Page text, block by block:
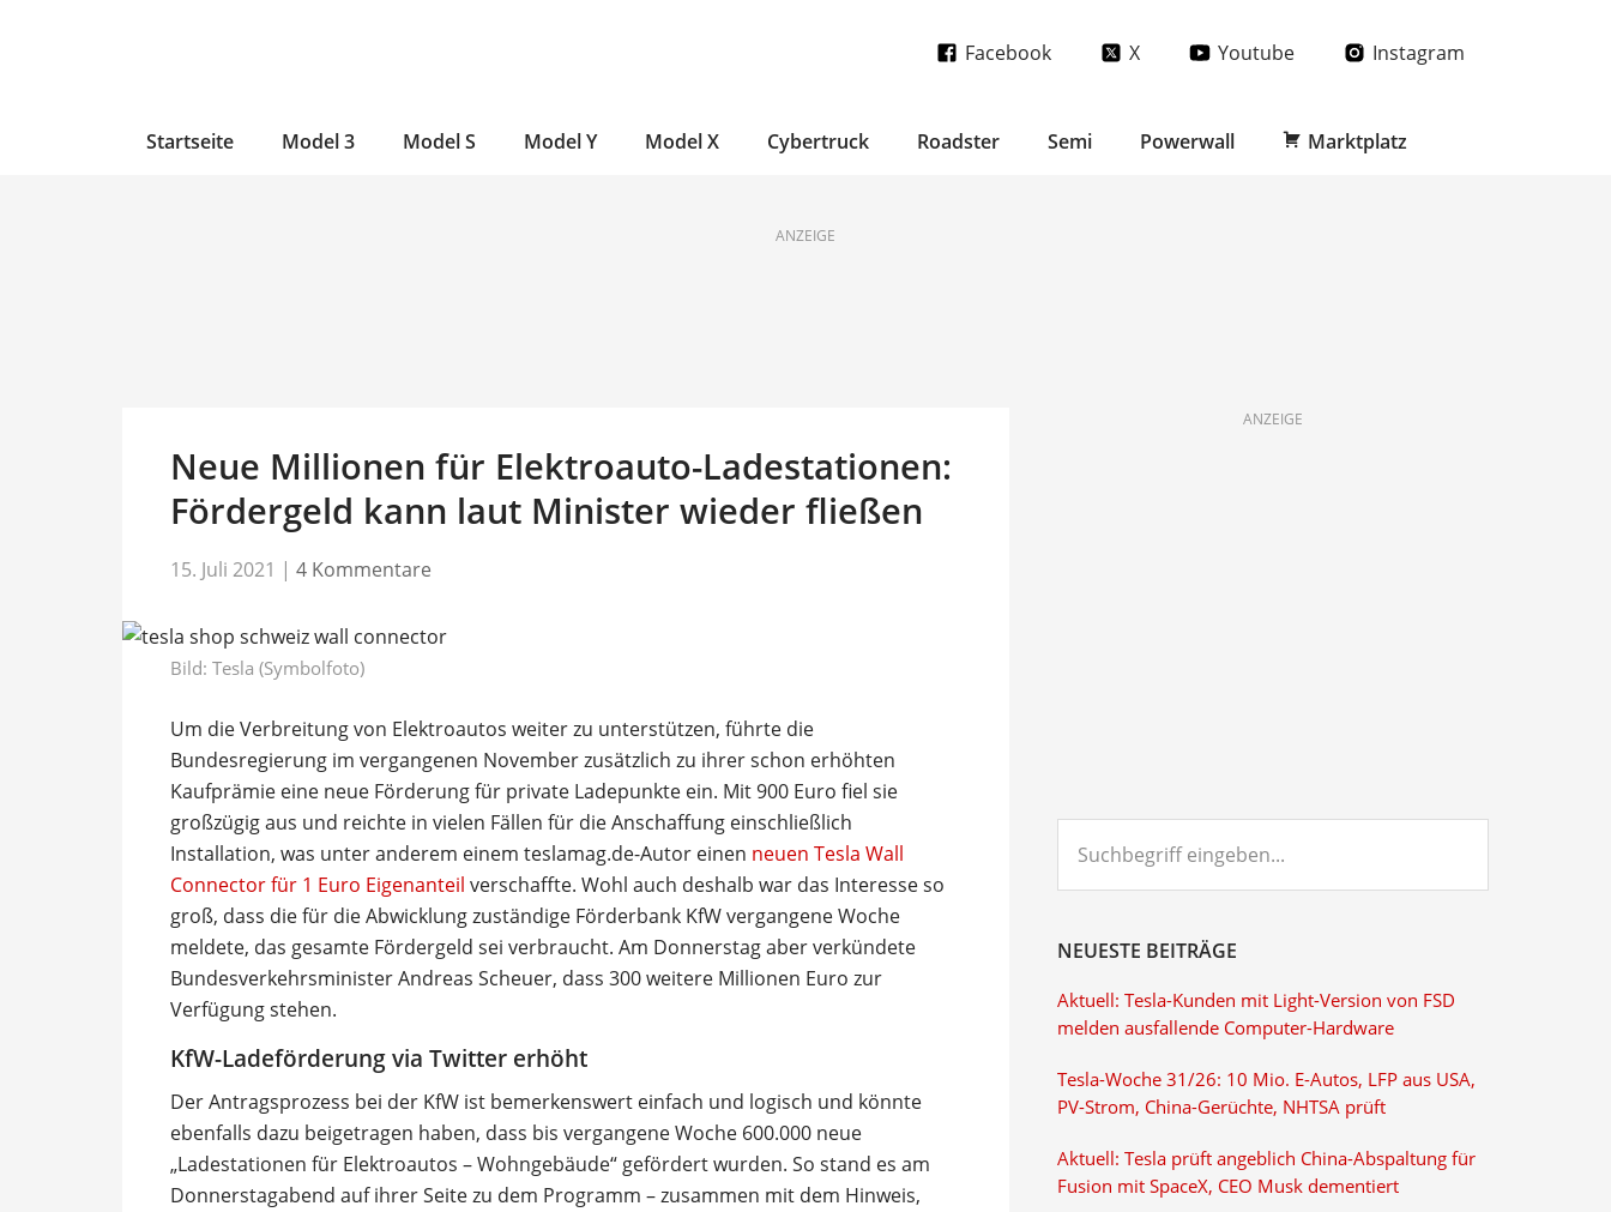
Facebook X Youtube Instagram
Startseite Model 3 Model S Model Y Model X Cybertruck Roadster Semi Powerwall Marktplatz
ANZEIGE
Neue Millionen für Elektroauto-Ladestationen:
Fördergeld kann laut Minister wieder fließen
15. Juli 2021 | 4 Kommentare
Bild: Tesla (Symbolfoto)
Um die Verbreitung von Elektroautos weiter zu unterstützen, führte die
Bundesregierung im vergangenen November zusätzlich zu ihrer schon erhöhten
Kaufprämie eine neue Förderung für private Ladepunkte ein. Mit 900 Euro fiel sie
großzügig aus und reichte in vielen Fällen für die Anschaffung einschließlich
Installation, was unter anderem einem teslamag.de-Autor einen neuen Tesla Wall
Connector für 1 Euro Eigenanteil verschaffte. Wohl auch deshalb war das Interesse so
groß, dass die für die Abwicklung zuständige Förderbank KfW vergangene Woche
meldete, das gesamte Fördergeld sei verbraucht. Am Donnerstag aber verkündete
Bundesverkehrsminister Andreas Scheuer, dass 300 weitere Millionen Euro zur
Verfügung stehen.
KfW-Ladeförderung via Twitter erhöht
Der Antragsprozess bei der KfW ist bemerkenswert einfach und logisch und könnte
ebenfalls dazu beigetragen haben, dass bis vergangene Woche 600.000 neue
„Ladestationen für Elektroautos – Wohngebäude“ gefördert wurden. So stand es am
Donnerstagabend auf ihrer Seite zu dem Programm – zusammen mit dem Hinweis,
ANZEIGE
eingeben...
NEUESTE BEITRÄGE
Aktuell: Tesla-Kunden mit Light-Version von FSD
melden ausfallende Computer-Hardware
Tesla-Woche 31/26: 10 Mio. E-Autos, LFP aus USA,
PV-Strom, China-Gerüchte, NHTSA prüft
Aktuell: Tesla prüft angeblich China-Abspaltung für
Fusion mit SpaceX, CEO Musk dementiert